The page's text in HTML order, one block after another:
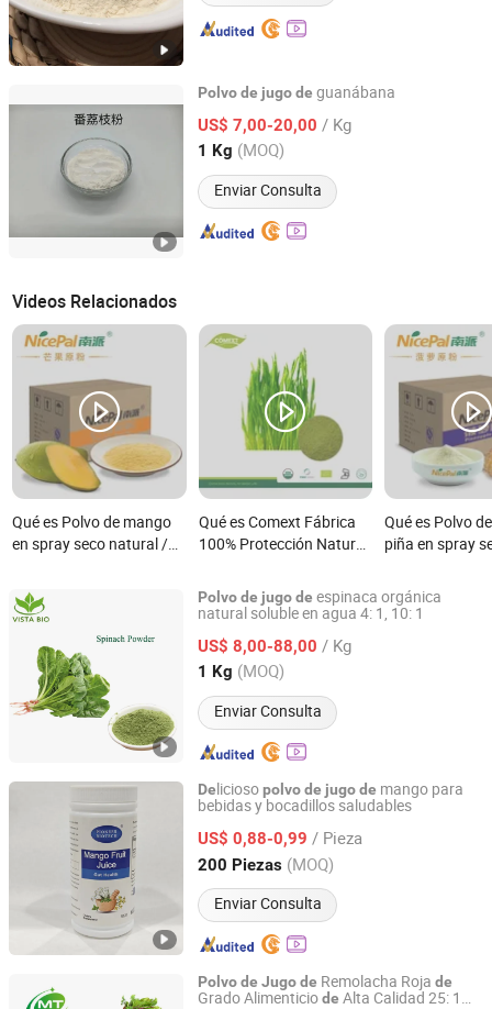
Polvode jugode guanábana
US$ 7,00-20,00 / Kg
1 Kg (MOQ)
Enviar Consulta
Shaanxi KBC Biotech Co., Ltd.
Shaanxi, China Desde 2022
Videos Relacionados
Qué es Polvo de mango
en spray seco natural /
de jugo de mango
Qué es Comext Fábrica
100% Protección Natural
Trigo Verde Orgánico
Polvo de Césped de
Qué es Polvo
piña en spray
Polvo de
Polvode jugode espinaca orgánica
natural soluble en agua 4: 1, 10: 1
US$ 8,00-88,00 / Kg
1 Kg (MOQ)
Enviar Consulta
Qingdao Vista Bio. Tech. Co., Ltd
Shandong, China Desde 2023
Deliciosopolvode jugode mango para
bebidas y bocadillos saludables
US$ 0,88-0,99 / Pieza
200 Piezas (MOQ)
Enviar Consulta
Shaanxi Pioneer Biotechnology Co., Ltd.
Shaanxi, China Desde 2025
Polvode Jugode Remolacha Roja de
Grado Alimenticiode Alta Calidad 25: 1